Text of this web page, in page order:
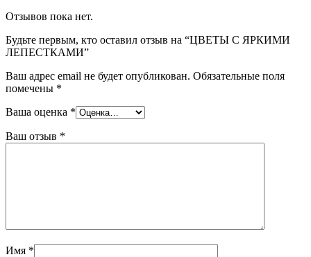
Отзывов пока нет.
Будьте первым, кто оставил отзыв на “ЦВЕТЫ С ЯРКИМИ
ЛЕПЕСТКАМИ”
Ваш адрес email не будет опубликован. Обязательные поля
помечены *
Ваша оценка *
Ваш отзыв *
Имя *